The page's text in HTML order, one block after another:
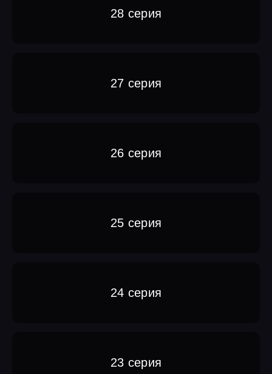
28 серия
27 серия
26 серия
25 серия
24 серия
23 серия